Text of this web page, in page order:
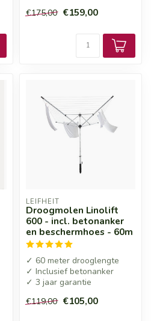
€175,00 €159,00
LEIFHEIT
Droogmolen Linolift
600 - incl. betonanker
en beschermhoes - 60m
✓ 60 meter drooglengte
✓ Inclusief betonanker
✓ 3 jaar garantie
€119,00 €105,00